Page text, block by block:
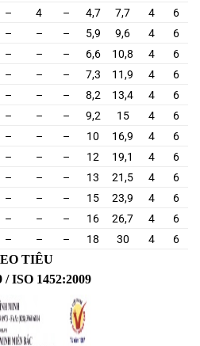
– 4 – 4,7 7,7 4
6
– – – 5,9 9,6 4
6
– – – 6,6 10,8 4
6
– – – 7,3 11,9 4
6
– – – 8,2 13,4 4
6
– – – 9,2 15 4
6
– – – 10 16,9 4
6
– – – 12 19,1 4
6
– – – 13 21,5 4
6
– – – 15 23,9 4
6
– – – 16 26,7 4
6
– – – 18 30 4 6
TIÊU
ISO 1452:2009